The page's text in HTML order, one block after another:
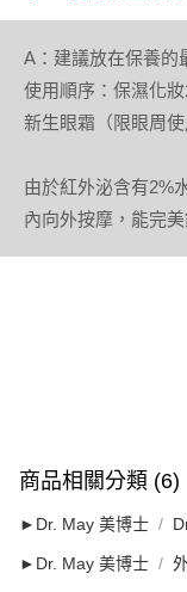
A：建議放在保養的
使用順序：保濕化
新生眼霜（限眼周使
由於紅外泌含有2%
內向外按摩，能完
商品相關分類 (6)
►Dr. May 美博士
►Dr. May 美博士